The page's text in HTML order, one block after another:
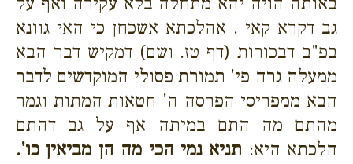
גב דקרא קאי . אהלכתא אשכחן כי האי גוונא
בפ"ב דבכורות (דף טז. ושם) דמקיש דבר הבא
ממעלה גרה פי' תמורת פסולי המוקדשים לדבר
הבא ממפריסי הפרסה ה' חטאות המתות וגמר
מהתם מה התם במיתה אף על גב דהתם
הלכתא היא: תניא נמי הכי מה הן מביאין כו'.